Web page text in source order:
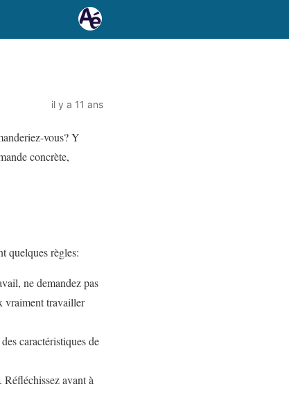
il y a 11 ans
vous? Y
concrète,
quelques règles:
ne demandez pas
vraiment travailler
caractéristiques de
avant à